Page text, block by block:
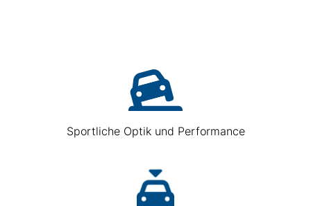
Sportliche Optik und Performance